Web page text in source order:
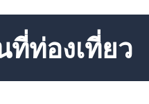
ท่องเที่ยว